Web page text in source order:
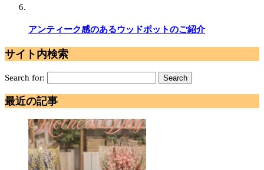
アンティーク感のあるウッドポットのご紹介
サイト内検索
Search for:
最近の記事